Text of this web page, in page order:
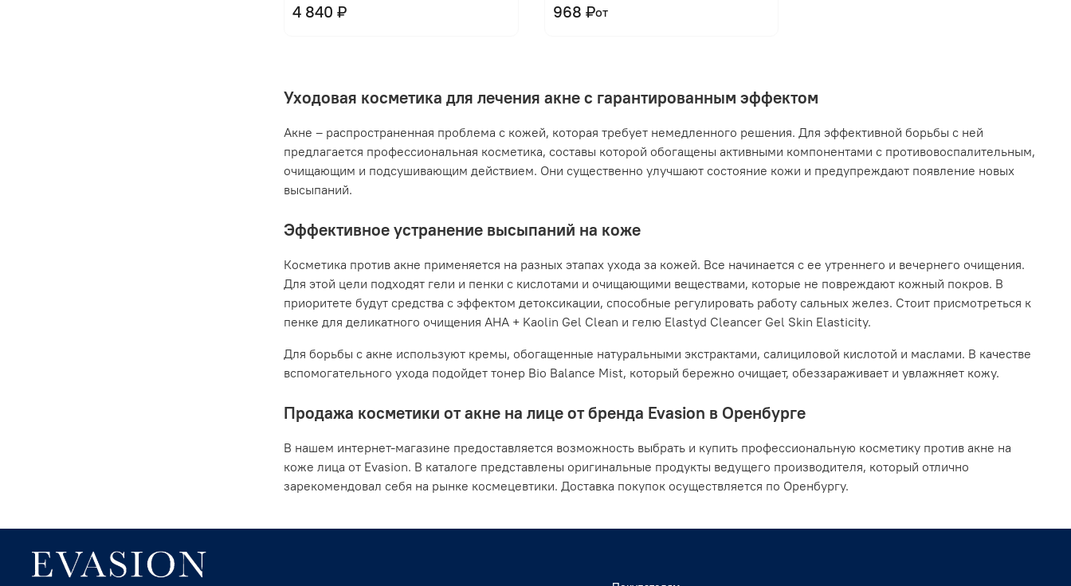
4 840 ₽ от
968 ₽
Уходовая косметика для лечения акне с гарантированным эффектом
Акне – распространенная проблема с кожей, которая требует немедленного решения. Для эффективной борьбы с ней
предлагается профессиональная косметика, составы которой обогащены активными компонентами с противовоспалительным,
очищающим и подсушивающим действием. Они существенно улучшают состояние кожи и предупреждают появление новых
высыпаний.
Эффективное устранение высыпаний на коже
Косметика против акне применяется на разных этапах ухода за кожей. Все начинается с ее утреннего и вечернего очищения.
Для этой цели подходят гели и пенки с кислотами и очищающими веществами, которые не повреждают кожный покров. В
приоритете будут средства с эффектом детоксикации, способные регулировать работу сальных желез. Стоит присмотреться к
пенке для деликатного очищения AHA + Kaolin Gel Clean и гелю Elastyd Cleancer Gel Skin Elasticity.
Для борьбы с акне используют кремы, обогащенные натуральными экстрактами, салициловой кислотой и маслами. В качестве
вспомогательного ухода подойдет тонер Bio Balance Mist, который бережно очищает, обеззараживает и увлажняет кожу.
Продажа косметики от акне на лице от бренда Evasion в Оренбурге
В нашем интернет-магазине предоставляется возможность выбрать и купить профессиональную косметику против акне на
коже лица от Evasion. В каталоге представлены оригинальные продукты ведущего производителя, который отлично
зарекомендовал себя на рынке космецевтики. Доставка покупок осуществляется по Оренбургу.